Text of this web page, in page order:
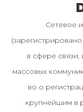
Сетевое
в сфере
массовых
во о
крупнейшим в